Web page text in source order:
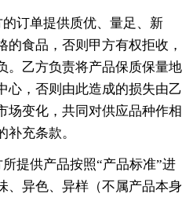
订单提供质优、量足、新
食品，否则甲方有权拒收，
。乙方负责将产品保质保量地
心，否则由此造成的损失由乙
场变化，共同对供应品种作相
充条款。
提供产品按照“产品标准”进
、异色、异样（不属产品本身